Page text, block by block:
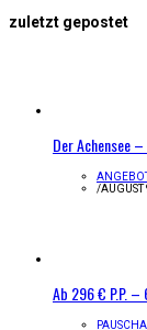
zuletzt gepostet
Der Achensee
/
Ab 296 € P.P.